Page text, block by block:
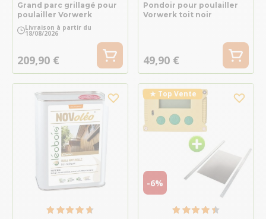
Grand parc grillagé pour
poulailler Vorwerk
Livraison à partir du
18/08/2026
209,90 €
Pondoir pour poulailler
Vorwerk toit noir
49,90 €
★ Top Vente
-6%